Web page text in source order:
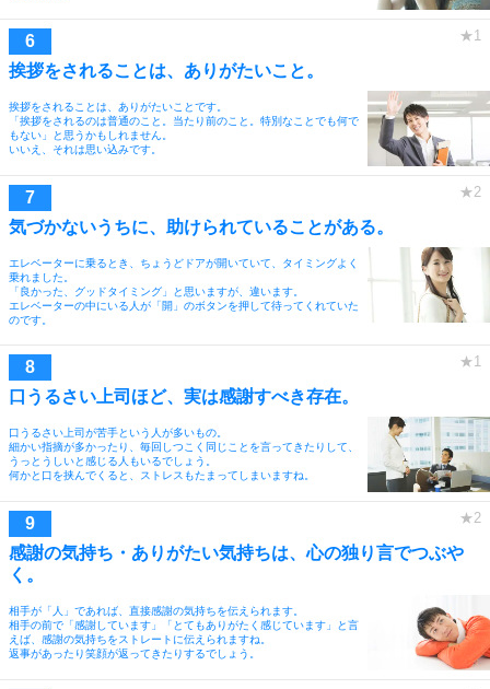
挨拶をされることは、ありがたいこと。
挨拶をされることは、ありがたいことです。
「挨拶をされるのは普通のこと。当たり前のこと。特別なことでも何で
もない」と思うかもしれません。
いいえ、それは思い込みです。
気づかないうちに、助けられていることがある。
エレベーターに乗るとき、ちょうどドアが開いていて、タイミングよく
乗れました。
「良かった、グッドタイミング」と思いますが、違います。
エレベーターの中にいる人が「開」のボタンを押して待ってくれていた
のです。
口うるさい上司ほど、実は感謝すべき存在。
口うるさい上司が苦手という人が多いもの。
細かい指摘が多かったり、毎回しつこく同じことを言ってきたりして、
うっとうしいと感じる人もいるでしょう。
何かと口を挟んでくると、ストレスもたまってしまいますね。
感謝の気持ち・ありがたい気持ちは、心の独り言でつぶや
く。
相手が「人」であれば、直接感謝の気持ちを伝えられます。
相手の前で「感謝しています」「とてもありがたく感じています」と言
えば、感謝の気持ちをストレートに伝えられますね。
返事があったり笑顔が返ってきたりするでしょう。